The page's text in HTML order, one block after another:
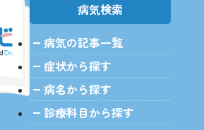
病気検索
病気の記事一覧
症状から探す
病名から探す
診療科目から探す